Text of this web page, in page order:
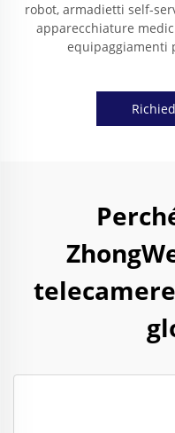
robot, armadietti self-
apparecchiature
equipaggiamenti